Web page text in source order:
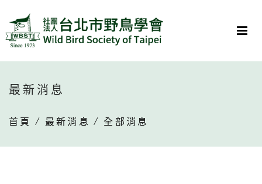
最新消息
首頁 / 最新消息 / 全部消息